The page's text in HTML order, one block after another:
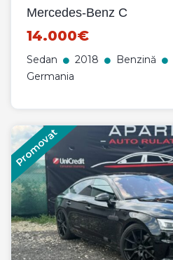
Mercedes-Benz C
14.000€
Sedan 2018 Benzină
Germania
Promovat